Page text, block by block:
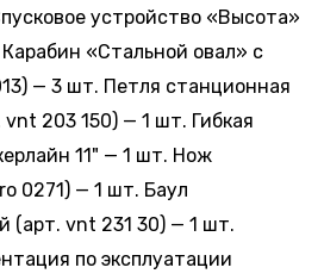
устройство «Высота»
«Стальной овал» с
— 3 шт. Петля станционная
203 150) — 1 шт. Гибкая
11" — 1 шт. Нож
0271) — 1 шт. Баул
(арт. vnt 231 30) — 1 шт.
по эксплуатации